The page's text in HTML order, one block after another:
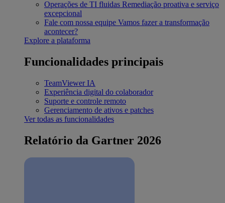
Operações de TI fluidas Remediação proativa e serviço
excepcional
Fale com nossa equipe Vamos fazer a transformação
acontecer?
Explore a plataforma
Funcionalidades principais
TeamViewer IA
Experiência digital do colaborador
Suporte e controle remoto
Gerenciamento de ativos e patches
Ver todas as funcionalidades
Relatório da Gartner 2026